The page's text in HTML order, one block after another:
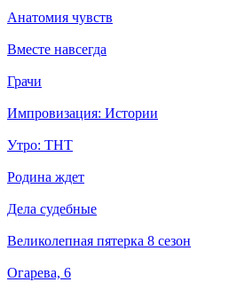
Анатомия чувств
Вместе навсегда
Грачи
Импровизация: Истории
Утро: ТНТ
Родина ждет
Дела судебные
Великолепная пятерка 8 сезон
Огарева, 6